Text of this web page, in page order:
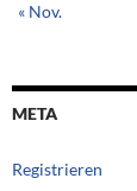
« Nov.
META
Registrieren